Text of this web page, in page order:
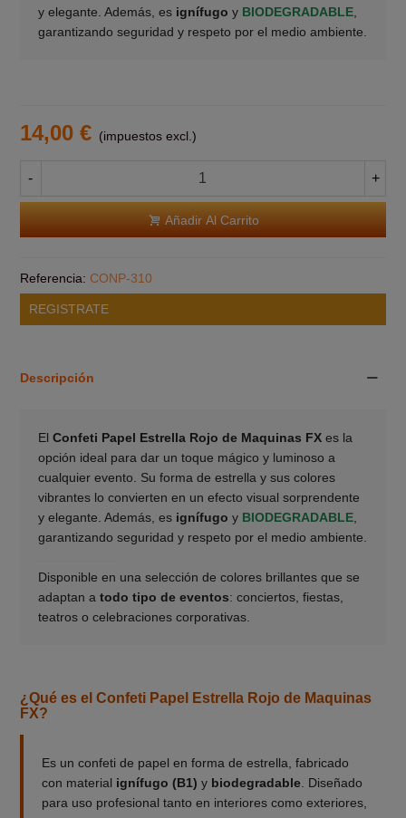
y elegante. Además, es ignífugo y BIODEGRADABLE,
garantizando seguridad y respeto por el medio ambiente.
14,00 € (impuestos excl.)
- +
Añadir Al Carrito
Referencia: CONP-310
REGISTRATE
Descripción
El Confeti Papel Estrella Rojo de Maquinas FXes la
opción ideal para dar un toque mágico y luminoso a
cualquier evento. Su forma de estrella y sus colores
vibrantes lo convierten en un efecto visual sorprendente
y elegante. Además, es ignífugo y BIODEGRADABLE,
garantizando seguridad y respeto por el medio ambiente.
Disponible en una selección de colores brillantes que se
adaptan a todo tipo de eventos: conciertos, fiestas,
teatros o celebraciones corporativas.
¿Qué es el Confeti Papel Estrella Rojo de Maquinas
FX?
Es un confeti de papel en forma de estrella, fabricado
con material ignífugo (B1) y biodegradable. Diseñado
para uso profesional tanto en interiores como exteriores,